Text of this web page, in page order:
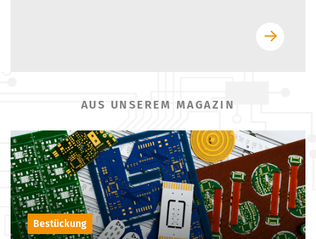
AUS UNSEREM MAGAZIN
Bestückung